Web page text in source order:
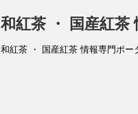
和紅茶 ・ 国産紅
和紅茶 ・ 国産紅茶 情報専門ポー